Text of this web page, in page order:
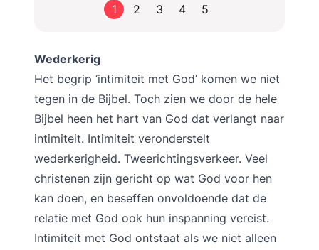
1 2 3 4 5
Wederkerig
Het begrip ‘intimiteit met God’ komen we niet
tegen in de Bijbel. Toch zien we door de hele
Bijbel heen het hart van God dat verlangt naar
intimiteit. Intimiteit veronderstelt
wederkerigheid. Tweerichtingsverkeer. Veel
christenen zijn gericht op wat God voor hen
kan doen, en beseffen onvoldoende dat de
relatie met God ook hun inspanning vereist.
Intimiteit met God ontstaat als we niet alleen